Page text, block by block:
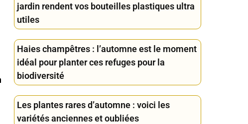
jardin rendent vos bouteilles plastiques ultra
utiles
Haies champêtres : l’automne est le moment
idéal pour planter ces refuges pour la
biodiversité
Les plantes rares d’automne : voici les
variétés anciennes et oubliées